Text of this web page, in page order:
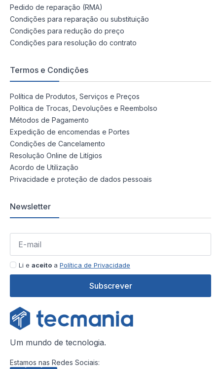
Pedido de reparação (RMA)
Condições para reparação ou substituição
Condições para redução do preço
Condições para resolução do contrato
Termos e Condições
Política de Produtos, Serviços e Preços
Política de Trocas, Devoluções e Reembolso
Métodos de Pagamento
Expedição de encomendas e Portes
Condições de Cancelamento
Resolução Online de Litígios
Acordo de Utilização
Privacidade e proteção de dados pessoais
Newsletter
Li e aceito a Política de Privacidade
Subscrever
Um mundo de tecnologia.
Estamos nas Redes Sociais: